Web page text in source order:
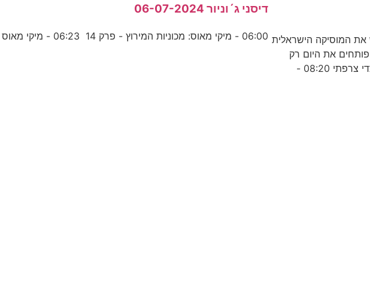
לכל אחד יש את המוסיקה הישראלית
פותחים את היום רק
בכחול לבן. ש.ח. פבלו, אוכל וחברים 4 - צדי צרפתי 08:20 -
דיסני ג´וניור 06-07-2024
06:00 - מיקי מאוס: מכוניות המירוץ - פרק 14 06:23 - מיקי מאוס